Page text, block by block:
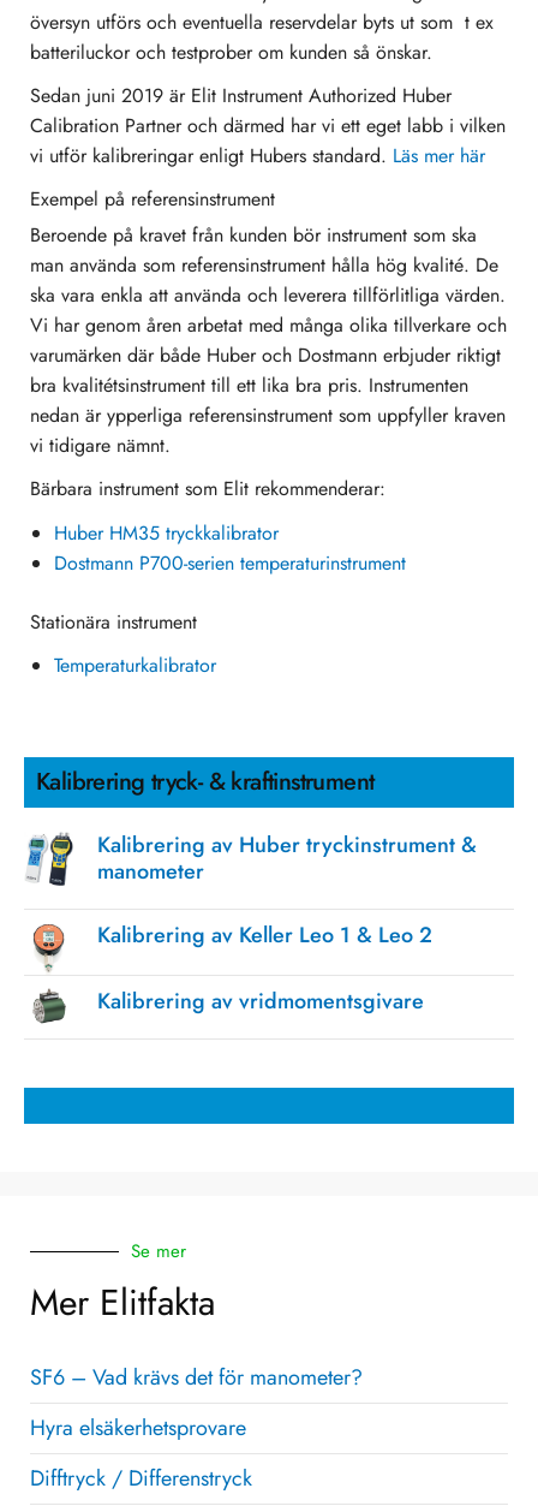
översyn utförs och eventuella reservdelar byts ut som t ex
batteriluckor och testprober om kunden så önskar.
Sedan juni 2019 är Elit Instrument Authorized Huber
Calibration Partner och därmed har vi ett eget labb i vilken
vi utför kalibreringar enligt Hubers standard. Läs mer här
Exempel på referensinstrument
Beroende på kravet från kunden bör instrument som ska
man använda som referensinstrument hålla hög kvalité. De
ska vara enkla att använda och leverera tillförlitliga värden.
Vi har genom åren arbetat med många olika tillverkare och
varumärken där både Huber och Dostmann erbjuder riktigt
bra kvalitétsinstrument till ett lika bra pris. Instrumenten
nedan är ypperliga referensinstrument som uppfyller kraven
vi tidigare nämnt.
Bärbara instrument som Elit rekommenderar:
Huber HM35 tryckkalibrator
Dostmann P700-serien temperaturinstrument
Stationära instrument
Temperaturkalibrator
Kalibrering tryck- & kraftinstrument
Kalibrering av Huber tryckinstrument &
manometer
Kalibrering av Keller Leo 1 & Leo 2
Kalibrering av vridmomentsgivare
Se mer
Mer Elitfakta
SF6 – Vad krävs det för manometer?
Hyra elsäkerhetsprovare
Difftryck / Differenstryck